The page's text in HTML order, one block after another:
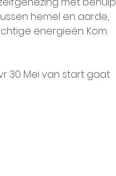
hemel en aarde,
energieën. Kom
30 Mei van start gaat